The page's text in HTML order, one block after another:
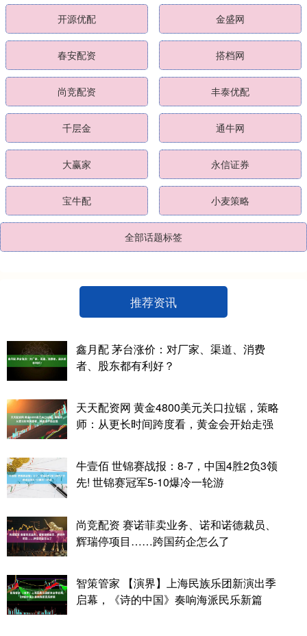
开源优配 金盛网
春安配资 搭档网
尚竞配资 丰泰优配
千层金 通牛网
大赢家 永信证券
宝牛配 小麦策略
全部话题标签
推荐资讯
鑫月配 茅台涨价：对厂家、渠道、消费
者、股东都有利好？
天天配资网 黄金4800美元关口拉锯，策略
师：从更长时间跨度看，黄金会开始走强
牛壹佰 世锦赛战报：8-7，中国4胜2负3领
先! 世锦赛冠军5-10爆冷一轮游
尚竞配资 赛诺菲卖业务、诺和诺德裁员、
辉瑞停项目……跨国药企怎么了
智策管家 【演界】上海民族乐团新演出季
启幕，《诗的中国》奏响海派民乐新篇